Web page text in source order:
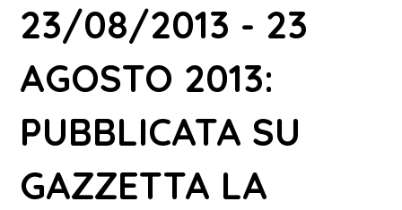
23/08/2013 - 23
AGOSTO 2013:
PUBBLICATA SU
GAZZETTA LA